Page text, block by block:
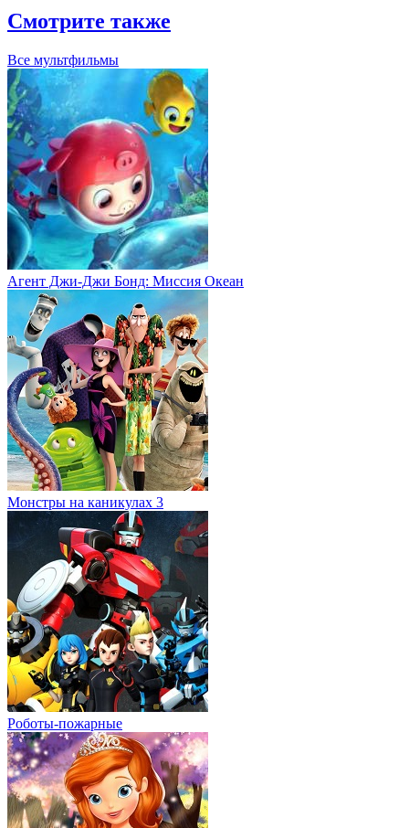
Смотрите также
Все мультфильмы
Агент Джи-Джи Бонд: Миссия Океан
Монстры на каникулах 3
Роботы-пожарные